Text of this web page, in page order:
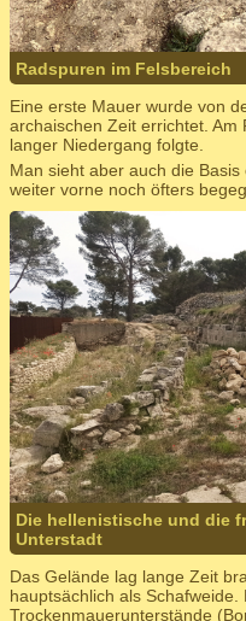
Radspuren im Felsbereich
Eine erste Mauer wurde von
archaischen Zeit errichtet. Am
langer Niedergang folgte.
Man sieht aber auch die
weiter vorne noch öfters
Die hellenistische und die
Unterstadt
Das Gelände lag lange Zeit
hauptsächlich als
Trockenmauerunterstände